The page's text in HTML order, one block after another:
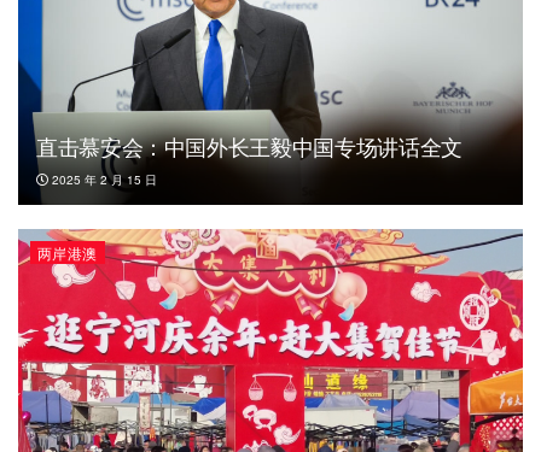
直击慕安会：中国外长王毅中国专场讲话全文
2025 年 2 月 15 日
两岸港澳